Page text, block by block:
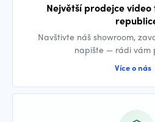
Největší prodejce video
Navštivte náš showroom,
napište — rádi vám
Více o nás